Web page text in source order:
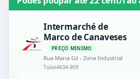
Intermarché de
Marco de Canaveses
PREÇO MINIMO
Rua Maria Gil - Zona Industrial
Tuías4634-909